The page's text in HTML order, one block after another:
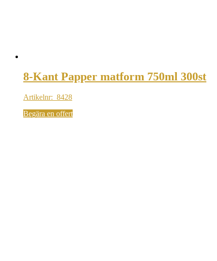
8-Kant Papper matform 750ml 300st
Artikelnr: 8428
Begära en offert